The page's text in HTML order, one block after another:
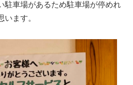
駐車場があるため駐車場が停めれ
います。